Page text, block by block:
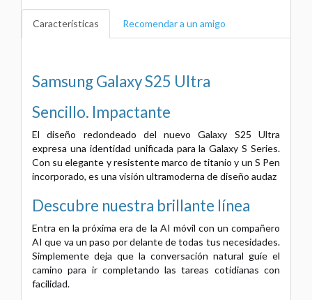
Características Recomendar a un amigo
Samsung Galaxy S25 Ultra
Sencillo. Impactante
El diseño redondeado del nuevo Galaxy S25 Ultra
expresa una identidad unificada para la Galaxy S Series.
Con su elegante y resistente marco de titanio y un S Pen
incorporado, es una visión ultramoderna de diseño audaz
Descubre nuestra brillante línea
Entra en la próxima era de la AI móvil con un compañero
AI que va un paso por delante de todas tus necesidades.
Simplemente deja que la conversación natural guíe el
camino para ir completando las tareas cotidianas con
facilidad.